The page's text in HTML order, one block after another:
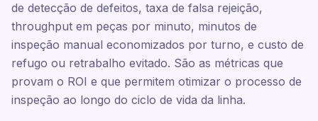
de detecção de defeitos, taxa de falsa rejeição,
throughput em peças por minuto, minutos de
inspeção manual economizados por turno, e custo de
refugo ou retrabalho evitado. São as métricas que
provam o ROI e que permitem otimizar o processo de
inspeção ao longo do ciclo de vida da linha.